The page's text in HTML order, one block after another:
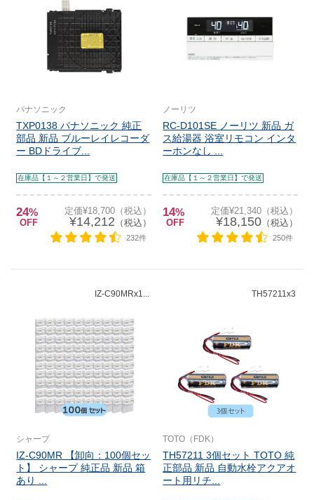
パナソニック
TXP0138 パナソニック 純正
部品 新品 ブルーレイレコーダ
ー BDドライブ...
在庫品【１～２営業日】で発送
24%
OFF
定価¥18,700（税込）
¥14,212 （税込）
232件
ノーリツ
RC-D101SE ノーリツ 新品 ガ
ス給湯器 浴室リモコン インタ
ーホンなし ...
在庫品【１～２営業日】で発送
14%
OFF
定価¥21,340（税込）
¥18,150（税込）
250件
IZ-C90MRx1...
シャープ
IZ-C90MR 【卸向：100個セッ
ト】 シャープ 純正品 新品 箱
あり ...
TH57211x3
TOTO（FDK）
TH57211 3個セット TOTO 純
正部品 新品 自動水栓アクアオ
ート用リチ...